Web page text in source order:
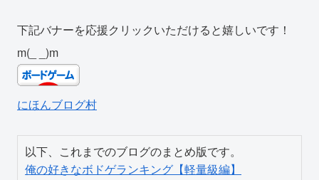
下記バナーを応援クリックいただけると嬉しいです！
m(_ _)m
にほんブログ村
俺の好きなボドゲランキング【軽量級編】